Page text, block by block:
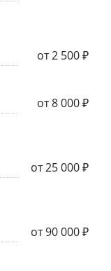
от 2 500 ₽
от 8 000 ₽
от 25 000 ₽
от 90 000 ₽